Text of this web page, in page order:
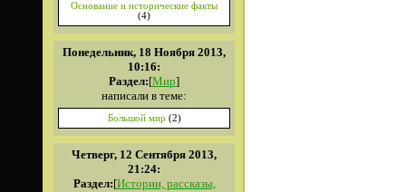
Основание и исторические факты
(4)
Понедельник, 18 Ноября 2013,
10:16:
Раздел:[Мир]
написали в теме:
Большой мир (2)
Четверг, 12 Сентября 2013,
21:24:
Раздел:[Истории, рассказы,